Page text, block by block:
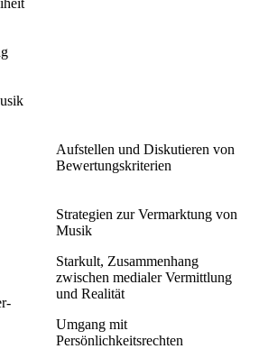
Aufstellen und Diskutieren von
Bewertungskriterien
Strategien zur Vermarktung von
Musik
Starkult, Zusammenhang
zwischen medialer Vermittlung
und Realität
Umgang mit
Persönlichkeitsrechten